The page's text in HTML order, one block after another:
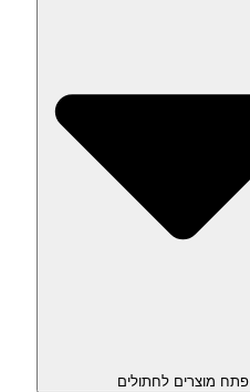
פתח מוצרים לחתולים